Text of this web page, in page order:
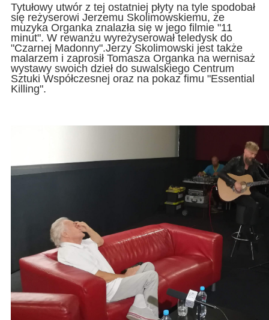
Tytułowy utwór z tej ostatniej płyty na tyle spodobał
się reżyserowi Jerzemu Skolimowskiemu, że
muzyka Organka znalazła się w jego filmie "11
minut". W rewanżu wyreżyserował teledysk do
"Czarnej Madonny".Jerzy Skolimowski jest także
malarzem i zaprosił Tomasza Organka na wernisaż
wystawy swoich dzieł do suwalskiego Centrum
Sztuki Współczesnej oraz na pokaz fimu "Essential
Killing".